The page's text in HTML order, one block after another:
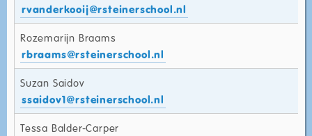
rvanderkooij@rsteinerschool.nl
Rozemarijn Braams
rbraams@rsteinerschool.nl
Suzan Saidov
ssaidov1@rsteinerschool.nl
Tessa Balder-Carper